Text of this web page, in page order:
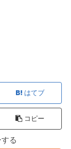
はてブ
コピー
る